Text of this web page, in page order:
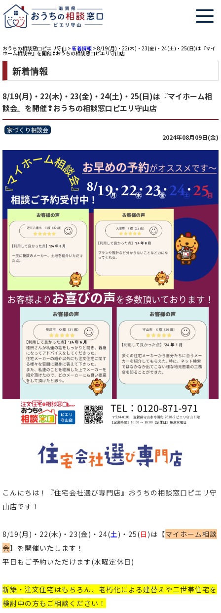
おうちの相談窓口ピエリ守山 > 新着情報 > 8/19(月)・22(木)・23(金)・24(土)・25(日)は『マイ
ホーム相談会』を開催❢おうちの相談窓口ピエリ守山店
新着情報
8/19(月)・22(木)・23(金)・24(土)・25(日)は『マイホーム相
談会』を開催❢おうちの相談窓口ピエリ守山店
家づくり相談会
2024年08月09日(金)
こんにちは！
『住宅会社選び専門店』おうちの相談窓口ピエリ守
山店です！
8/19(月 )・22(木)・23(金)・24(土 )・25(日 )は【マイホーム相談
会】を開催いたします！
平日もご予約いただけます(水曜定休日)
新築 ・ 注文住宅はもちろん、老朽化による建替えや二世帯住宅を
検討中の方もご相談ください ！